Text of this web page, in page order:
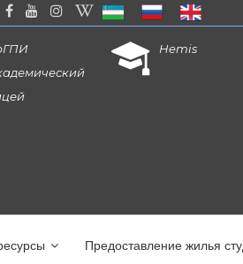
Hemis
Предоставление жилья